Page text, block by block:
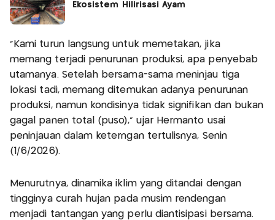
Ekosistem Hilirisasi Ayam
“Kami turun langsung untuk memetakan, jika
memang terjadi penurunan produksi, apa penyebab
utamanya. Setelah bersama-sama meninjau tiga
lokasi tadi, memang ditemukan adanya penurunan
produksi, namun kondisinya tidak signifikan dan bukan
gagal panen total (puso),” ujar Hermanto usai
peninjauan dalam keterngan tertulisnya, Senin
(1/6/2026).
Menurutnya, dinamika iklim yang ditandai dengan
tingginya curah hujan pada musim rendengan
menjadi tantangan yang perlu diantisipasi bersama.